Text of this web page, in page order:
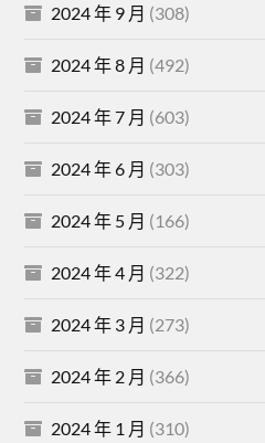
2024 年 9 月 (308)
2024 年 8 月 (492)
2024 年 7 月 (603)
2024 年 6 月 (303)
2024 年 5 月 (166)
2024 年 4 月 (322)
2024 年 3 月 (273)
2024 年 2 月 (366)
2024 年 1 月 (310)